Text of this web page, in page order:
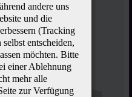
andere uns
und die
(Tracking
entscheiden,
möchten. Bitte
einer Ablehnung
mehr alle
zur Verfügung